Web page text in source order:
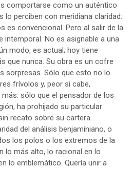
comportarse como un auténtico
lo perciben con meridiana claridad:
es convencional. Pero al salir de la
intemporal. No es asignable a una
modo, es actual; hoy tiene
que nunca. Su obra es un cofre
sorpresas. Sólo que esto no lo
frívolos y, peor si cabe,
sólo que el pensador de los
ha prohijado su particular
recato sobre su cartera.
del análisis benjaminiano, o
los polos o los extremos de la
lo más alto, lo racional en lo
lo emblemático. Quería unir a